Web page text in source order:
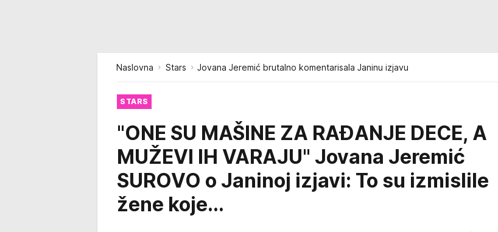
Naslovna Stars Jovana Jeremić brutalno komentarisala Janinu izjavu
STARS
"ONE SU MAŠINE ZA RAĐANJE DECE, A
MUŽEVI IH VARAJU" Jovana Jeremić
SUROVO o Janinoj izjavi: To su izmislile
žene koje...